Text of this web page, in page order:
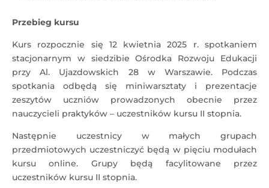
Przebieg kursu
Kurs rozpocznie się 12 kwietnia 2025 r. spotkaniem
stacjonarnym w siedzibie Ośrodka Rozwoju Edukacji
przy Al. Ujazdowskich 28 w Warszawie. Podczas
spotkania odbędą się miniwarsztaty i prezentacje
zeszytów uczniów prowadzonych obecnie przez
nauczycieli praktyków – uczestników kursu II stopnia.
Następnie uczestnicy w małych grupach
przedmiotowych uczestniczyć będą w pięciu modułach
kursu online. Grupy będą facylitowane przez
uczestników kursu II stopnia.